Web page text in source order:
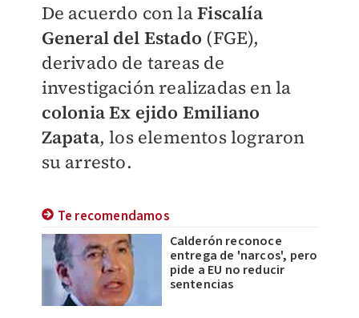
De acuerdo con laFiscalía
General del Estado (FGE),
derivado de tareas de
investigación realizadas en la
colonia Ex ejido Emiliano
Zapata, los elementos lograron
su arresto.
Te recomendamos
Calderón reconoce
entrega de 'narcos', pero
pide a EU no reducir
sentencias